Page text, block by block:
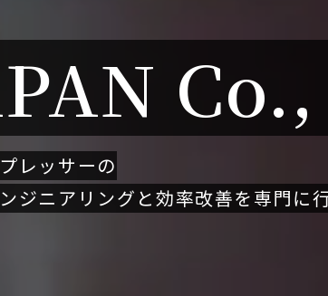
レッサーの
ジニアリングと効率改善を専門に